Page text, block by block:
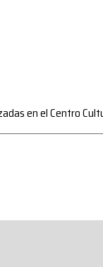
en el Centro